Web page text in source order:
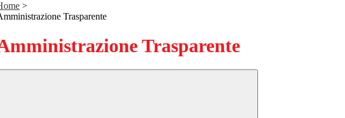
>
Trasparente
Trasparente